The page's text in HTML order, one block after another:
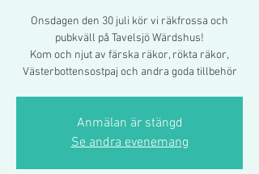
Onsdagen den 30 juli kör vi räkfrossa och
pubkväll på Tavelsjö Wärdshus!
Kom och njut av färska räkor, rökta räkor,
Västerbottensostpaj och andra goda tillbehör
Anmälan är stängd
Se andra evenemang